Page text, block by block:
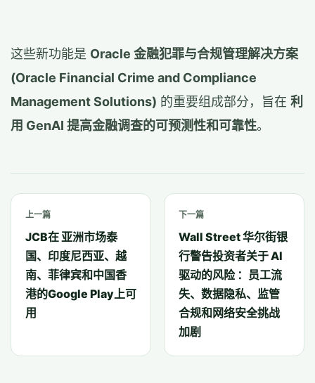
这些新功能是 Oracle 金融犯罪与合规管理解决方案
(Oracle Financial Crime and Compliance
Management Solutions) 的重要组成部分，旨在 利
用 GenAI 提高金融调查的可预测性和可靠性。
上一篇
JCB在 亚洲市场泰
国、印度尼西亚、越
南、菲律宾和中国香
港的Google Play上可
用
下一篇
Wall Street 华尔街银
行警告投资者关于 AI
驱动的风险 ：员工流
失、数据隐私、监管
合规和网络安全挑战
加剧